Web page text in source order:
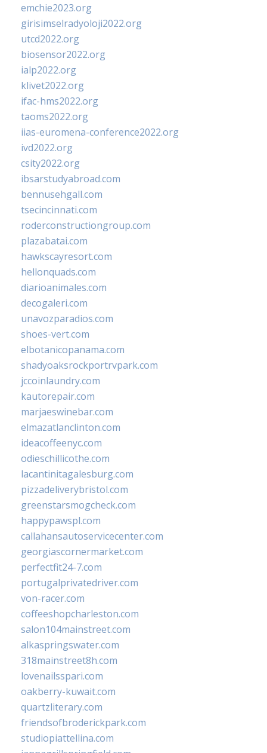
emchie2023.org
girisimselradyoloji2022.org
utcd2022.org
biosensor2022.org
ialp2022.org
klivet2022.org
ifac-hms2022.org
taoms2022.org
iias-euromena-conference2022.org
ivd2022.org
csity2022.org
ibsarstudyabroad.com
bennusehgall.com
tsecincinnati.com
roderconstructiongroup.com
plazabatai.com
hawkscayresort.com
hellonquads.com
diarioanimales.com
decogaleri.com
unavozparadios.com
shoes-vert.com
elbotanicopanama.com
shadyoaksrockportrvpark.com
jccoinlaundry.com
kautorepair.com
marjaeswinebar.com
elmazatlanclinton.com
ideacoffeenyc.com
odieschillicothe.com
lacantinitagalesburg.com
pizzadeliverybristol.com
greenstarsmogcheck.com
happypawspl.com
callahansautoservicecenter.com
georgiascornermarket.com
perfectfit24-7.com
portugalprivatedriver.com
von-racer.com
coffeeshopcharleston.com
salon104mainstreet.com
alkaspringswater.com
318mainstreet8h.com
lovenailsspari.com
oakberry-kuwait.com
quartzliterary.com
friendsofbroderickpark.com
studiopiattellina.com